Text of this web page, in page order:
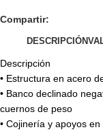
Compartir:
DESCRIPCIÓN
Descripción
• Estructura en acero
• Banco declinado
cuernos de peso
• Cojinería y apoyos